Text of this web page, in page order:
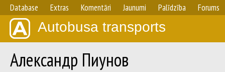
Database Extras Komentāri Jaunumi Palīdzība Forums
Autobusa transports
Александр Пиунов